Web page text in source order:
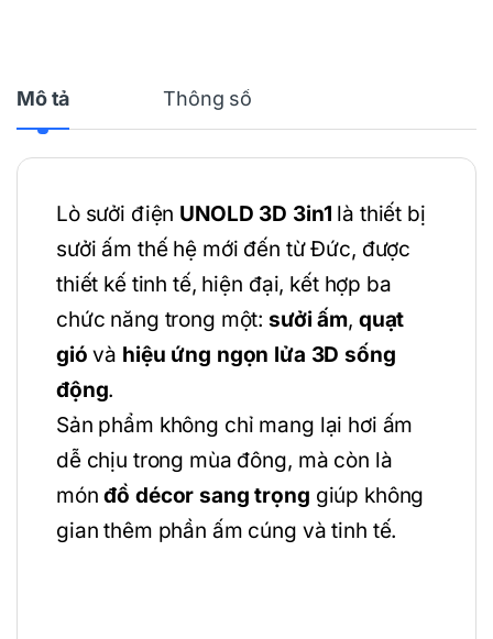
Mô tả Thông số
Lò sưởi điện UNOLD 3D 3in1 là thiết bị
sưởi ấm thế hệ mới đến từ Đức, được
thiết kế tinh tế, hiện đại, kết hợp ba
chức năng trong một:sưởi ấm, quạt
gió và hiệu ứng ngọn lửa 3D sống
động.
Sản phẩm không chỉ mang lại hơi ấm
dễ chịu trong mùa đông, mà còn là
mónđồ décor sang trọng giúp không
gian thêm phần ấm cúng và tinh tế.